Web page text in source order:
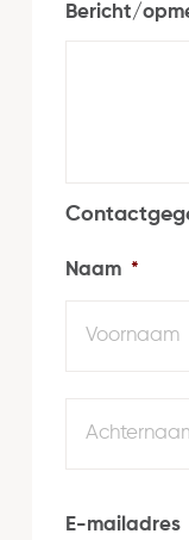
Bericht/
Naam *
E-mailadres